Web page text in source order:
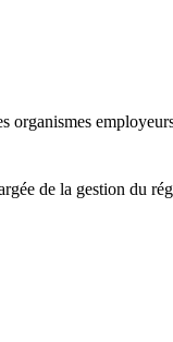
organismes
de la gestion du